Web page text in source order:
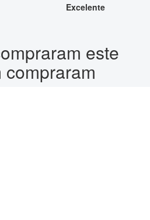
Excelente
este